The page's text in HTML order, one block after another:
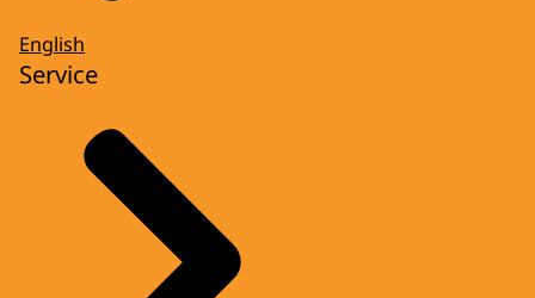
English
Service